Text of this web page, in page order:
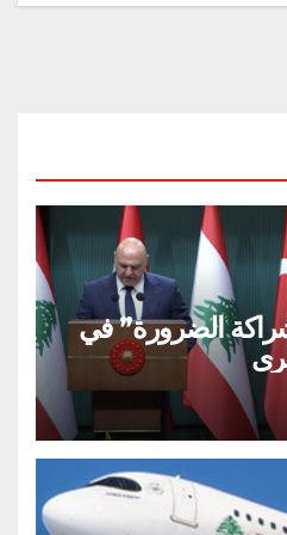
الضرورة” في